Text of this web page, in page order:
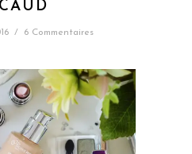
/ 6 Commentaires